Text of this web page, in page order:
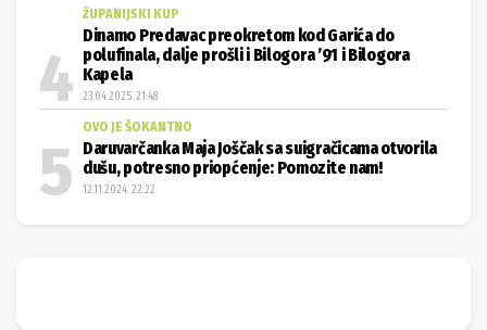
Dinamo Predavac preokretom kod Garića do
polufinala, dalje prošli i Bilogora ’91 i Bilogora
Kapela
23.04.2025. 21:48
OVO JE ŠOKANTNO
Daruvarčanka Maja Joščak sa suigračicama otvorila
dušu, potresno priopćenje: Pomozite nam!
12.11.2024. 22:22